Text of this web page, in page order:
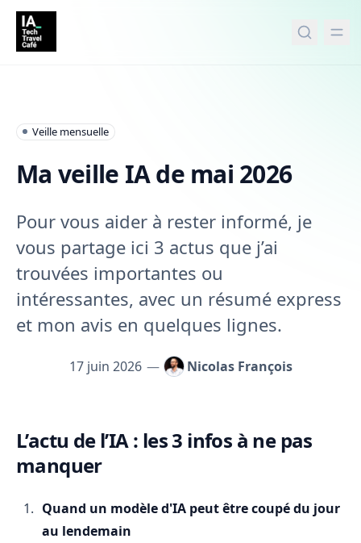
principal
Veille mensuelle
Ma veille IA de mai 2026
Pour vous aider à rester informé, je
vous partage ici 3 actus que j’ai
trouvées importantes ou
intéressantes, avec un résumé express
et mon avis en quelques lignes.
17 juin 2026 — Nicolas François
Ma veille IA de mai 2026
L’actu de l’IA : les 3 infos à ne pas
manquer
Quand un modèle d'IA peut être coupé du jour
au lendemain